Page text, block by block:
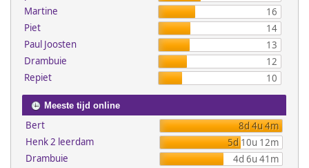
Martine
16
Piet
14
Paul Joosten
13
Drambuie
12
Repiet
10
Meeste tijd online
Bert
8d 4u 4m
Henk 2 leerdam
5d 10u 12m
Drambuie
4d 6u 41m